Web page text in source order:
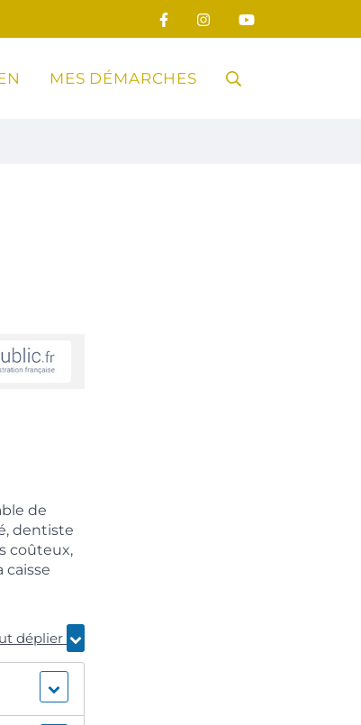
MES DÉMARCHES RECHERCHE
de
dentiste
coûteux,
caisse
déplier